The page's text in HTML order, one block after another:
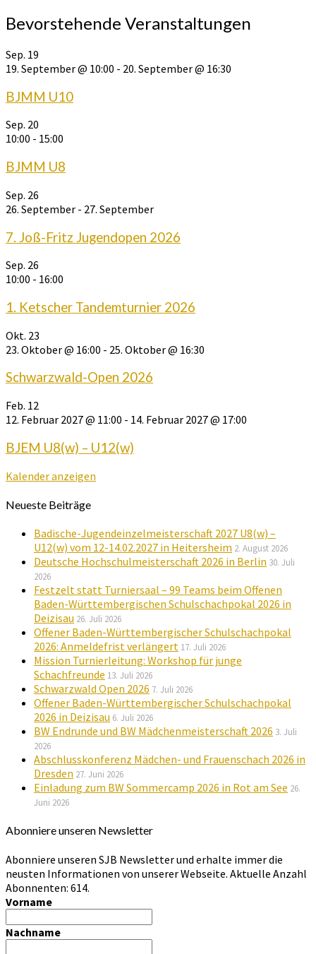
Bevorstehende Veranstaltungen
Sep. 19
19. September @ 10:00 - 20. September @ 16:30
BJMM U10
Sep. 20
10:00 - 15:00
BJMM U8
Sep. 26
26. September - 27. September
7. Joß-Fritz Jugendopen 2026
Sep. 26
10:00 - 16:00
1. Ketscher Tandemturnier 2026
Okt. 23
23. Oktober @ 16:00 - 25. Oktober @ 16:30
Schwarzwald-Open 2026
Feb. 12
12. Februar 2027 @ 11:00 - 14. Februar 2027 @ 17:00
BJEM U8(w) – U12(w)
Kalender anzeigen
Neueste Beiträge
Badische-Jugendeinzelmeisterschaft 2027 U8(w) –
U12(w) vom 12-14.02.2027 in Heitersheim 2. August 2026
Deutsche Hochschulmeisterschaft 2026 in Berlin 30. Juli
2026
Festzelt statt Turniersaal – 99 Teams beim Offenen
Baden-Württembergischen Schulschachpokal 2026 in
Deizisau 26. Juli 2026
Offener Baden-Württembergischer Schulschachpokal
2026: Anmeldefrist verlängert 17. Juli 2026
Mission Turnierleitung: Workshop für junge
Schachfreunde 13. Juli 2026
Schwarzwald Open 2026 7. Juli 2026
Offener Baden-Württembergischer Schulschachpokal
2026 in Deizisau 6. Juli 2026
BW Endrunde und BW Mädchenmeisterschaft 2026 3. Juli
2026
Abschlusskonferenz Mädchen- und Frauenschach 2026 in
Dresden 27. Juni 2026
Einladung zum BW Sommercamp 2026 in Rot am See 26.
Juni 2026
Abonniere unseren Newsletter
Abonniere unseren SJB Newsletter und erhalte immer die
neusten Informationen von unserer Webseite. Aktuelle Anzahl
Abonnenten: 614.
Vorname
Nachname